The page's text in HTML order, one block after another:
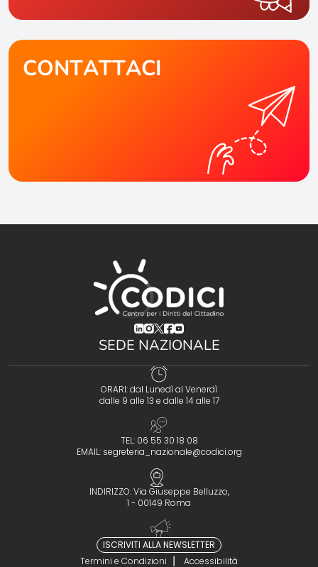
CONTATTACI
(opens in a new tab)
(opens in a new tab)
(opens in a new tab)
(opens in a new tab)
(opens in a new tab)
SEDE NAZIONALE
ORARI: dal Lunedì al Venerdì
dalle 9 alle 13 e dalle 14 alle 17
TEL: 06 55 30 18 08
EMAIL: segreteria_nazionale@codici.org
INDIRIZZO: Via Giuseppe Belluzzo,
1 - 00149 Roma
ISCRIVITI ALLA NEWSLETTER
Termini e Condizioni
Accessibilità